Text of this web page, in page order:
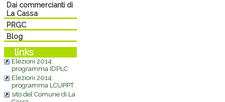
Dai commercianti di
La Cassa
PRGC
Blog
links
Elezioni 2014:
programma IDPLC
Elezioni 2014:
programma LCUPPT
sito del Comune di La